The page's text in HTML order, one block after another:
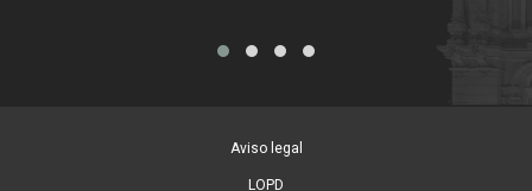
Aviso legal
LOPD